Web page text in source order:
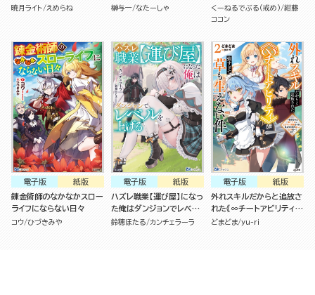
暁月ライト えめらね
て1万年。最弱だった俺が
榊与一 なたーしゃ
ィといく最強ハーレム成り
上がり～
くーねるでぶる（戒め） 紺藤
ココン
紙版
電子版
錬金術師のなかなかスロー
ライフにならない日々
コウ ひづきみや
紙版
電子版
ハズレ職業【運び屋】になっ
た俺はダンジョンでレベル
を上げる
鈴穂ほたる カンチェラーラ
紙版
電子版
外れスキルだからと追放さ
れた《∞チートアビリティ》
が強すぎて草も生えない件
どまどま yu-ri